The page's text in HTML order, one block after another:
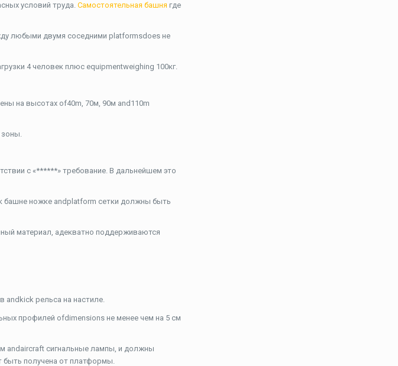
условий труда.Самостоятельная башня где
любыми двумя соседними platformsdoes не
4 человек плюс equipmentweighing 100кг.
на высотах of40m, 70м, 90м and110m
зоны.
с «******» требование. В дальнейшем это
башне ножке andplatform сетки должны быть
материал, адекватно поддерживаются
рельса на настиле.
профилей ofdimensions не менее чем на 5 см
andaircraft сигнальные лампы, и должны
быть получена от платформы.